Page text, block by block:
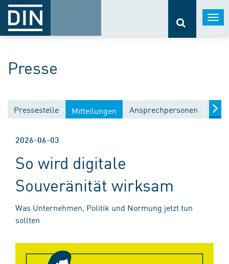
Presse
Pressestelle Mitteilungen Ansprechpersonen
2026-06-03
So wird digitale
Souveränität wirksam
Was Unternehmen, Politik und Normung jetzt tun
sollten